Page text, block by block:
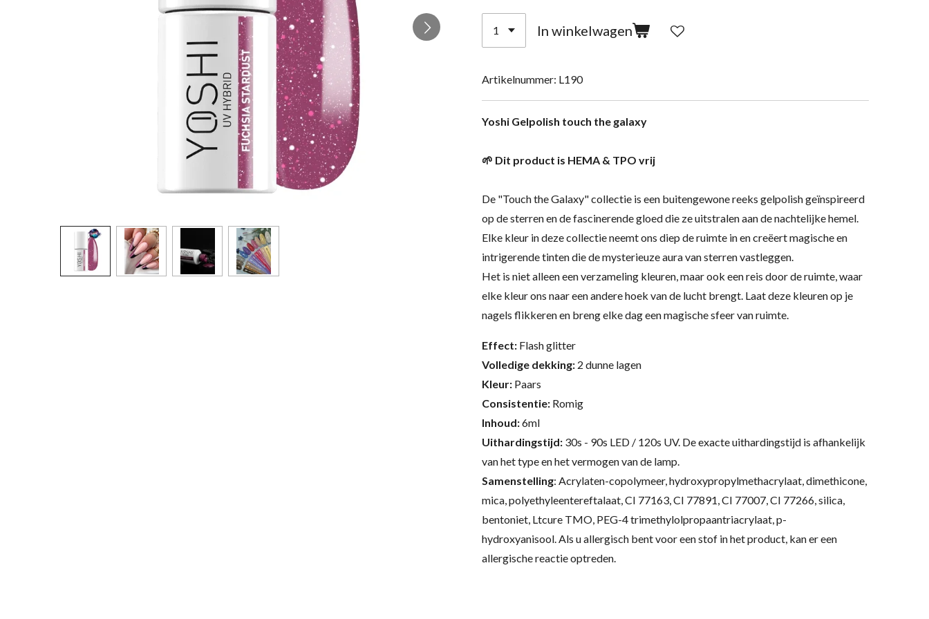
In winkelwagen
Artikelnummer: L190
Yoshi Gelpolish touch the galaxy
🌱 Dit product is HEMA & TPO vrij
De "Touch the Galaxy" collectie is een buitengewone reeks gelpolish geïnspireerd
op de sterren en de fascinerende gloed die ze uitstralen aan de nachtelijke hemel.
Elke kleur in deze collectie neemt ons diep de ruimte in en creëert magische en
intrigerende tinten die de mysterieuze aura van sterren vastleggen.
Het is niet alleen een verzameling kleuren, maar ook een reis door de ruimte, waar
elke kleur ons naar een andere hoek van de lucht brengt. Laat deze kleuren op je
nagels flikkeren en breng elke dag een magische sfeer van ruimte.
Effect: Flash glitter
Volledige dekking: 2 dunne lagen
Kleur: Paars
Consistentie: Romig
Inhoud:6ml
Uithardingstijd: 30s - 90s LED / 120s UV. De exacte uithardingstijd is afhankelijk
van het type en het vermogen van de lamp.
Samenstelling: Acrylaten-copolymeer, hydroxypropylmethacrylaat, dimethicone,
mica, polyethyleentereftalaat, CI 77163, CI 77891, CI 77007, CI 77266, silica,
bentoniet, Ltcure TMO, PEG-4 trimethylolpropaantriacrylaat, p-
hydroxyanisool.Als u allergisch bent voor een stof in het product, kan er een
allergische reactie optreden.